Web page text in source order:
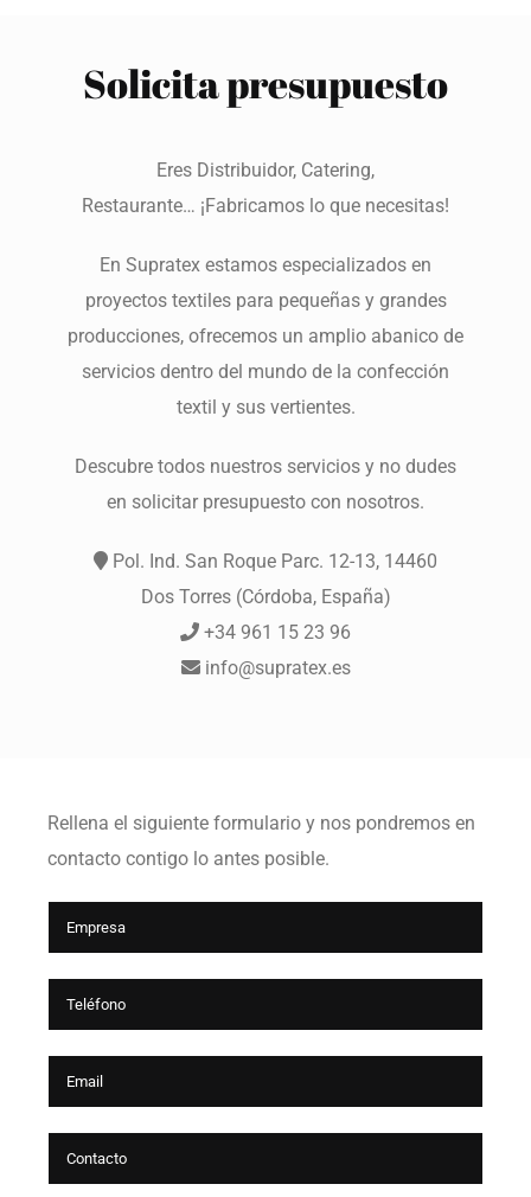
Solicita presupuesto
Eres Distribuidor, Catering,
Restaurante… ¡Fabricamos lo que necesitas!
En Supratex estamos especializados en
proyectos textiles para pequeñas y grandes
producciones, ofrecemos un amplio abanico de
servicios dentro del mundo de la confección
textil y sus vertientes.
Descubre todos nuestros servicios y no dudes
en solicitar presupuesto con nosotros.
Pol. Ind. San Roque Parc. 12-13, 14460
Dos Torres (Córdoba, España)
+34 961 15 23 96
info@supratex.es
Rellena el siguiente formulario y nos pondremos en
contacto contigo lo antes posible.